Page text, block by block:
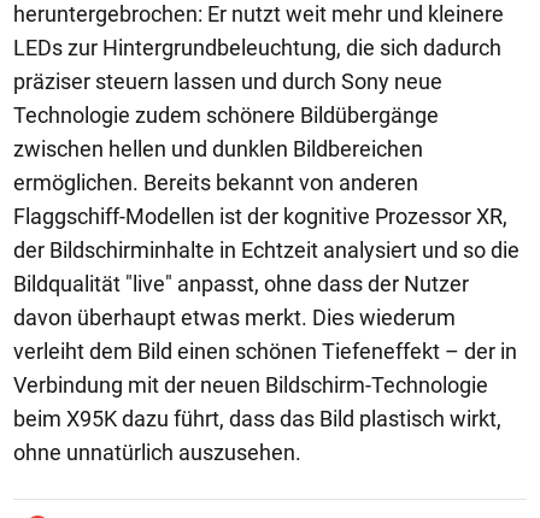
heruntergebrochen: Er nutzt weit mehr und kleinere
LEDs zur Hintergrundbeleuchtung, die sich dadurch
präziser steuern lassen und durch Sony neue
Technologie zudem schönere Bildübergänge
zwischen hellen und dunklen Bildbereichen
ermöglichen. Bereits bekannt von anderen
Flaggschiff-Modellen ist der kognitive Prozessor XR,
der Bildschirminhalte in Echtzeit analysiert und so die
Bildqualität "live" anpasst, ohne dass der Nutzer
davon überhaupt etwas merkt. Dies wiederum
verleiht dem Bild einen schönen Tiefeneffekt – der in
Verbindung mit der neuen Bildschirm-Technologie
beim X95K dazu führt, dass das Bild plastisch wirkt,
ohne unnatürlich auszusehen.